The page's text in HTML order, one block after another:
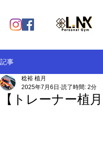
記事
【トレーナー植
稔裕 植月
2025年7月6日 読了時間: 2分